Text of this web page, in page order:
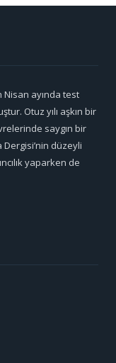
Nisan ayında test
Otuz yılı aşkın bir
saygın bir
düzeyli
yaparken de